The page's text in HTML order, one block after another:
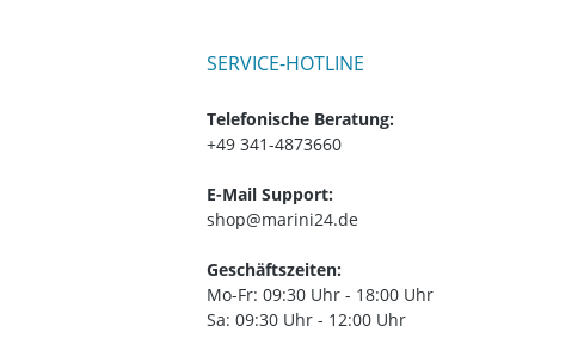
SERVICE-HOTLINE
Telefonische Beratung:
+49 341-4873660
E-Mail Support:
shop@marini24.de
Geschäftszeiten:
Mo-Fr: 09:30 Uhr - 18:00 Uhr
Sa: 09:30 Uhr - 12:00 Uhr